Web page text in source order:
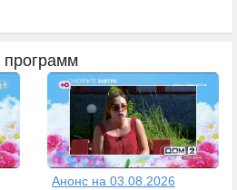
Анонс на 03.08.2026